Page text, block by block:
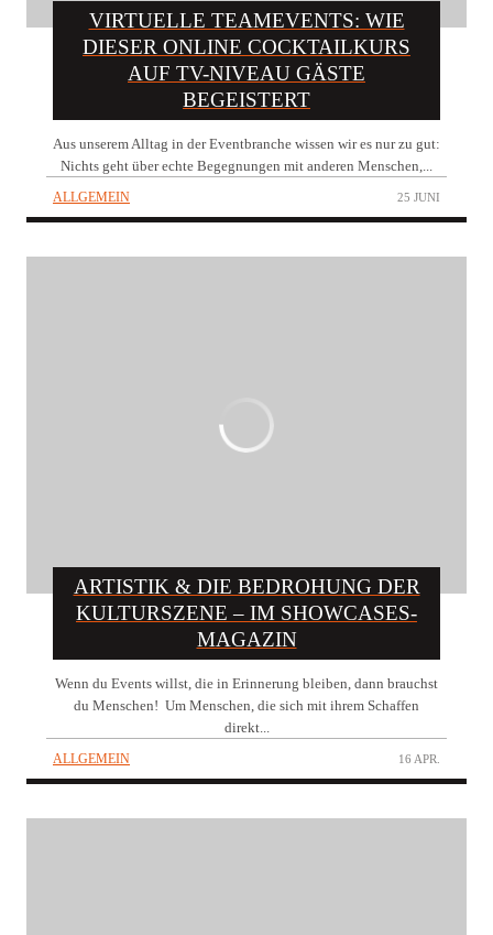
VIRTUELLE TEAMEVENTS: WIE
DIESER ONLINE COCKTAILKURS
AUF TV-NIVEAU GÄSTE
BEGEISTERT
Aus unserem Alltag in der Eventbranche wissen wir es nur zu gut:
Nichts geht über echte Begegnungen mit anderen Menschen,...
ALLGEMEIN 25 JUNI
ARTISTIK & DIE BEDROHUNG DER
KULTURSZENE – IM SHOWCASES-
MAGAZIN
Wenn du Events willst, die in Erinnerung bleiben, dann brauchst
du Menschen! Um Menschen, die sich mit ihrem Schaffen
direkt...
ALLGEMEIN 16 APR.